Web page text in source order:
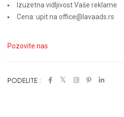
Izuzetna vidljivost Vaše reklame
Cena: upit na office@lavaads.rs
Pozovite nas
PODELITE :